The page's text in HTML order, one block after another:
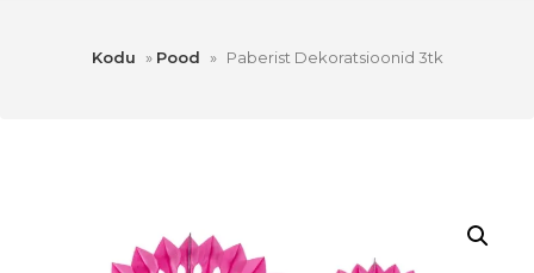
Kodu » Pood » Paberist Dekoratsioonid 3tk